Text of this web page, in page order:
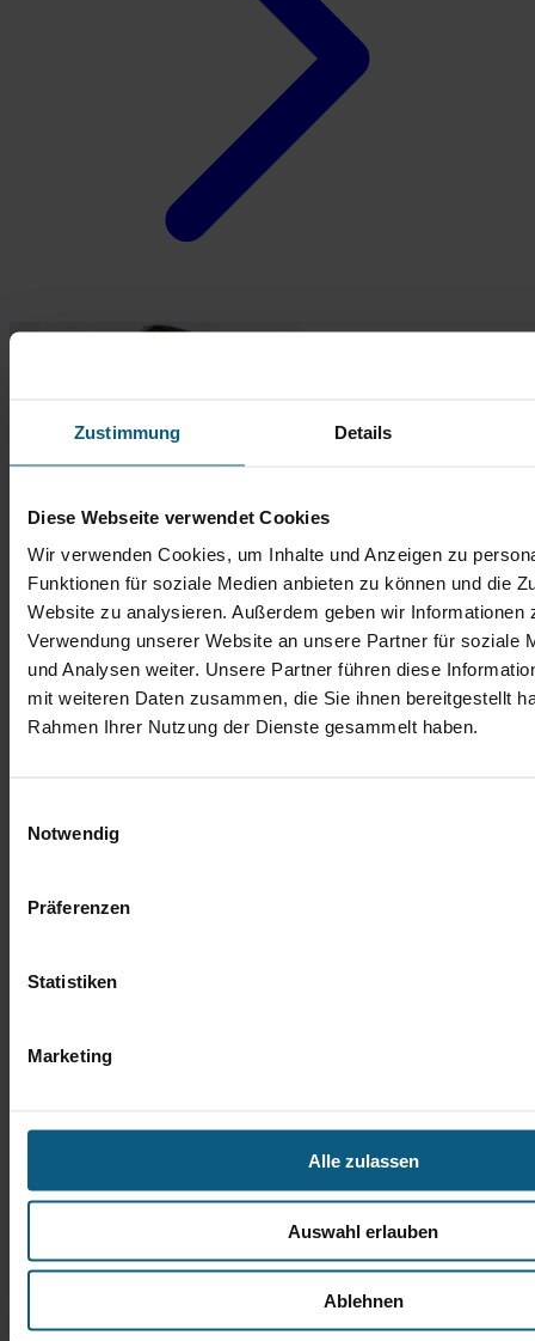
Zustimmung Details
Diese Webseite verwendet Cookies
Wir verwenden Cookies, um Inhalte und Anzeigen zu
Funktionen für soziale Medien anbieten zu können und die
Website zu analysieren. Außerdem geben wir Informationen
Verwendung unserer Website an unsere Partner für soziale
und Analysen weiter. Unsere Partner führen diese
mit weiteren Daten zusammen, die Sie ihnen bereitgestellt
Rahmen Ihrer Nutzung der Dienste gesammelt haben.
Notwendig
Präferenzen
Statistiken
Marketing
Alle zulassen
Auswahl erlauben
Ablehnen
Verkaufsberater Gebrauchtwagen